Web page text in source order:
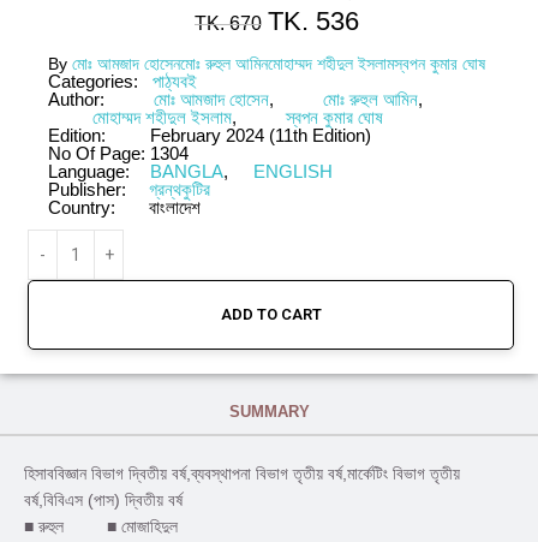
TK.670 TK. 536
By মোঃ আমজাদ হোসেনমোঃ রুহুল আমিনমোহাম্মদ শহীদুল ইসলামস্বপন কুমার ঘোষ
Categories:
পাঠ্যবই
Author:
মোঃ আমজাদ হোসেন, মোঃ রুহুল আমিন,
মোহাম্মদ শহীদুল ইসলাম,
স্বপন কুমার ঘোষ
Edition:
February 2024 (11th Edition)
No Of Page: 1304
Language:
BANGLA,
ENGLISH
Publisher:
গ্রন্থকুটির
Country:
বাংলাদেশ
ADD TO CART
SUMMARY
হিসাববিজ্ঞান বিভাগ দ্বিতীয় বর্ষ,ব্যবস্থাপনা বিভাগ তৃতীয় বর্ষ,মার্কেটিং বিভাগ তৃতীয়
বর্ষ,বিবিএস (পাস) দ্বিতীয় বর্ষ
■ রুহুল ■ মোজাহিদুল